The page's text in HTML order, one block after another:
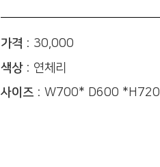
가격 : 30,000
색상 : 연체리
사이즈 : W700* D600 *H720